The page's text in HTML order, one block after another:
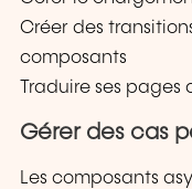
Créer des
composants
Traduire ses
Gérer des cas
Les composants